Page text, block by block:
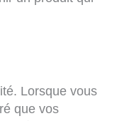
Lorsque vous
que vos